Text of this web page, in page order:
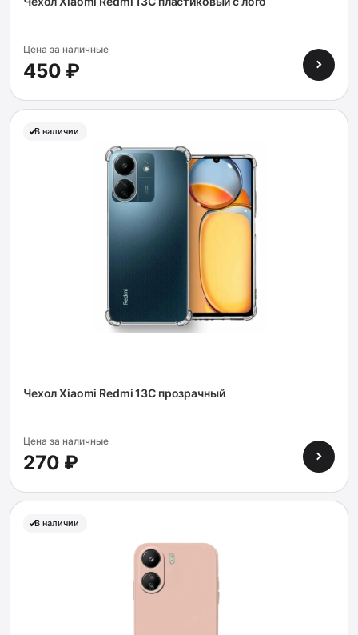
Цена за наличные
450 ₽
В наличии
Чехол Xiaomi Redmi 13C прозрачный
Цена за наличные
270 ₽
В наличии